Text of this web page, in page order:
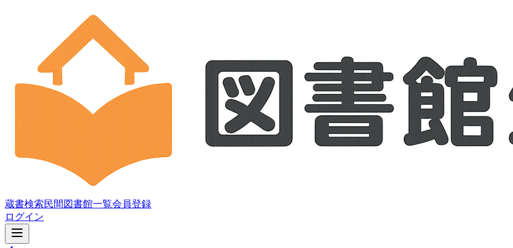
蔵書検索民間図書館一覧会員登録
ログイン